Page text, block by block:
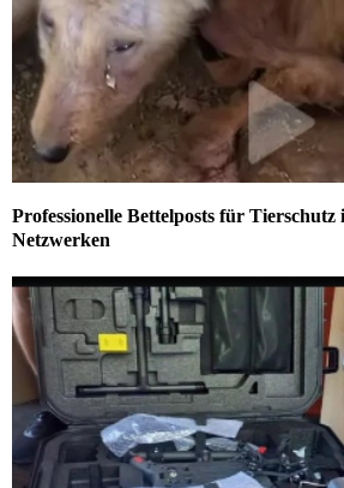
Professionelle Bettelposts für Tierschutz
Netzwerken